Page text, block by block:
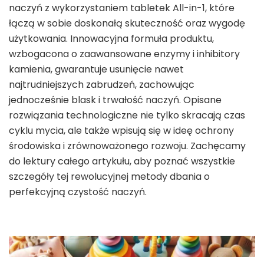
naczyń z wykorzystaniem tabletek All-in-1, które
łączą w sobie doskonałą skuteczność oraz wygodę
użytkowania. Innowacyjna formuła produktu,
wzbogacona o zaawansowane enzymy i inhibitory
kamienia, gwarantuje usunięcie nawet
najtrudniejszych zabrudzeń, zachowując
jednocześnie blask i trwałość naczyń. Opisane
rozwiązania technologiczne nie tylko skracają czas
cyklu mycia, ale także wpisują się w ideę ochrony
środowiska i zrównoważonego rozwoju. Zachęcamy
do lektury całego artykułu, aby poznać wszystkie
szczegóły tej rewolucyjnej metody dbania o
perfekcyjną czystość naczyń.